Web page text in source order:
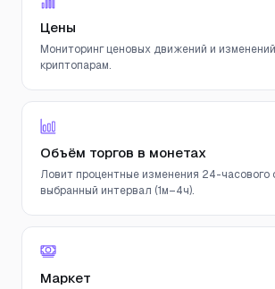
Цены
Мониторинг ценовых движений и
криптопарам.
Объём торгов в монетах
Ловит процентные изменения 24-часового
выбранный интервал (1м–4ч).
Маркет